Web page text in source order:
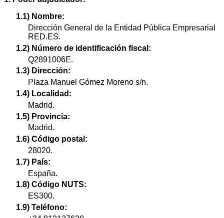
1.1) Nombre:
Dirección General de la Entidad Pública Empresarial
RED.ES.
1.2) Número de identificación fiscal:
Q2891006E.
1.3) Dirección:
Plaza Manuel Gómez Moreno s/n.
1.4) Localidad:
Madrid.
1.5) Provincia:
Madrid.
1.6) Código postal:
28020.
1.7) País:
España.
1.8) Código NUTS:
ES300.
1.9) Teléfono: